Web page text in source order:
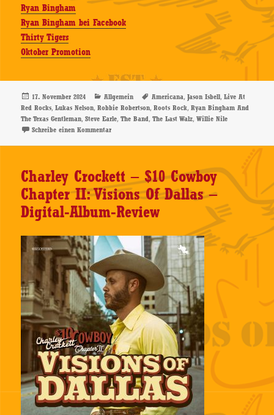
Ryan Bingham
Ryan Bingham bei Facebook
Thirty Tigers
Oktober Promotion
Veröffentlicht
am
17. November 2024 Kategorien
Allgemein Schlagwörter
Americana,Jason Isbell,Live At
Red Rocks,Lukas Nelson,Robbie Robertson,Roots Rock,Ryan Bingham And
The Texas Gentleman,Steve Earle,The Band,The Last Walz,Willie Nile
Schreibe einen Kommentarzu Ryan Bingham And The Texas Gentleman – Live
Charley Crockett – $10 Cowboy
Chapter II: Visions Of Dallas –
Digital-Album-Review